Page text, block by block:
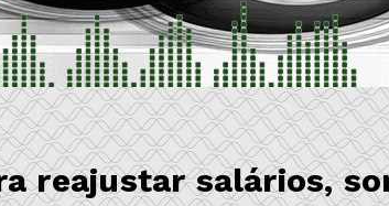
reajustar salários,